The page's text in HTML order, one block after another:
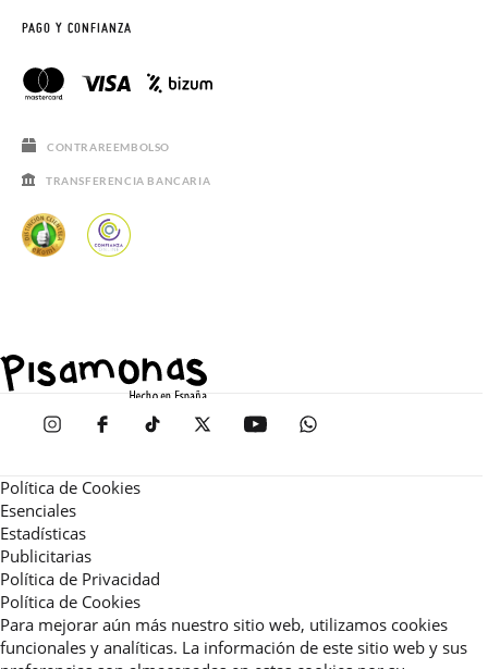
PAGO Y CONFIANZA
CONTRAREEMBOLSO
TRANSFERENCIA BANCARIA
Política de Cookies
Esenciales
Estadísticas
Publicitarias
Política de Privacidad
Política de Cookies
Para mejorar aún más nuestro sitio web, utilizamos cookies
funcionales y analíticas. La información de este sitio web y sus